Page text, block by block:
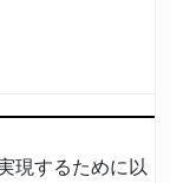
現するために以